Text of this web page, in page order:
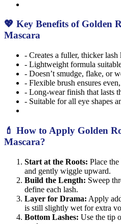
💖 Key Benefits of Golden
Mascara
- Creates a fuller, thicker lash
- Lightweight formula
- Doesn’t smudge, flake, or
- Flexible brush ensures
- Long-wear finish that lasts
- Suitable for all eye shapes
💄 How to Apply Golden
Mascara?
Start at the Roots: Place
and gently wiggle upward.
Build the Length: Sweep
define each lash.
Layer for Drama: Apply
is still slightly wet for extra
Bottom Lashes: Use the tip